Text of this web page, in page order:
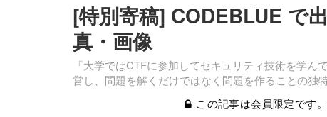
[特別寄稿] CODEBLUE で
真・画像
「大学ではCTFに参加してセキュリティ技術を学
営し、問題を解くだけではなく問題を作ることの独
この記事は会員限定です